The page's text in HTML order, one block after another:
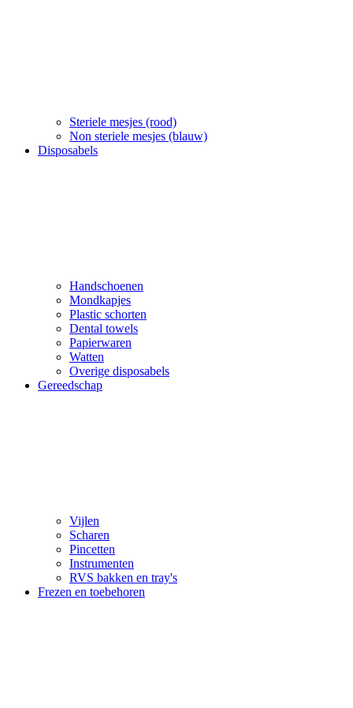
Steriele mesjes (rood)
Non steriele mesjes (blauw)
Disposabels
Handschoenen
Mondkapjes
Plastic schorten
Dental towels
Papierwaren
Watten
Overige disposabels
Gereedschap
Vijlen
Scharen
Pincetten
Instrumenten
RVS bakken en tray's
Frezen en toebehoren